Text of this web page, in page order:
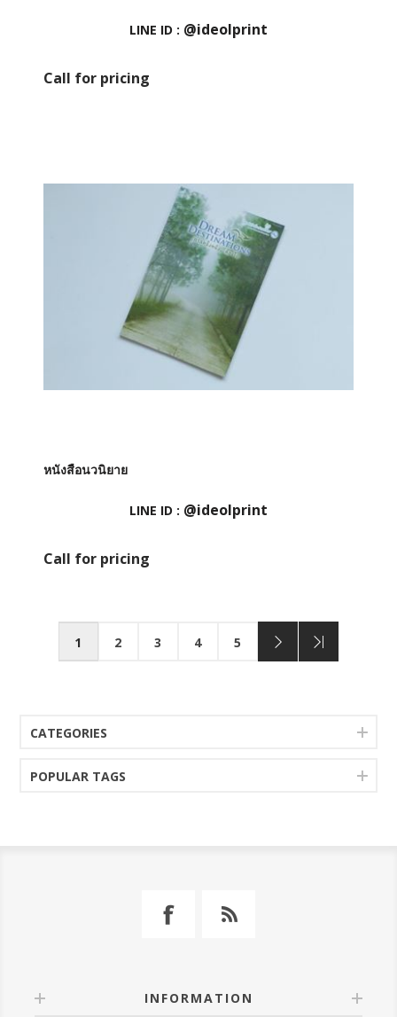
LINE ID : @ideolprint
Call for pricing
หนังสือนวนิยาย
LINE ID : @ideolprint
Call for pricing
1 2 3 4 5
CATEGORIES
POPULAR TAGS
INFORMATION